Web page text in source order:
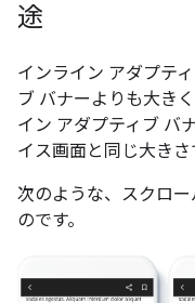
途
インライン アダプテ
ブ バナーよりも大き
イン アダプティブ バ
イス画面と同じ大きさ
次のような、スクロ
のです。